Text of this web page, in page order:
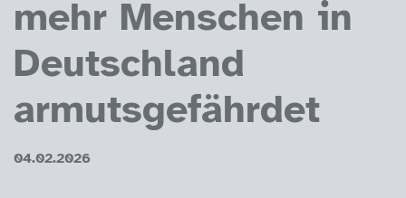
mehr Menschen in
Deutschland
armutsgefährdet
04.02.2026